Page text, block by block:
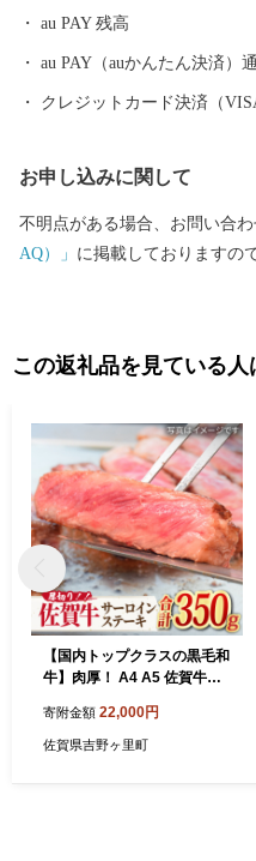
au PAY 残高
au PAY（auかんたん決済）
クレジットカード決済（
お申し込みに関して
不明点がある場合、お問い合
AQ）」 に掲載しておりますの
この返礼品を見ている
【国内トップクラスの黒毛和
牛】肉厚！ A4 A5 佐賀牛厚
g×1 吉野ヶ里町/ミートフー
ズ華松 [FAY044]
寄附金額 22,000円
佐賀県吉野ヶ里町